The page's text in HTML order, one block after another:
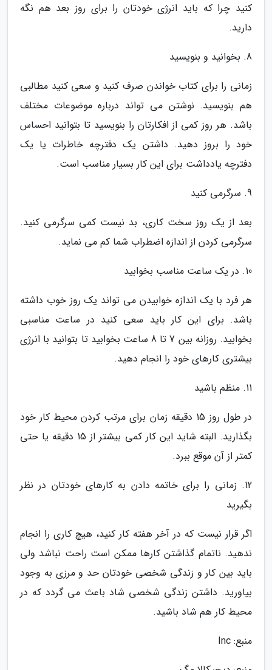
کنید چرا که باید انرژی خودتان را برای روز بعد هم نگه
دارید.
8. بخوانید و بنویسید
زمانی را برای کتاب خواندن صرف کنید و سعی کنید مطالبی
هم بنویسید. نوشتن می تواند درباره موضوعات مختلف
باشد. هر روز کمی از افکارتان را بنویسید تا بتوانید احساس
خود را بروز دهید. داشتن یک دفترچه خاطرات یا یک
دفترچه یادداشت برای این کار بسیار مناسب است.
9. سرگرمی کنید
بعد از یک روز سخت کاری، بد نیست کمی سرگرمی کنید.
سرگرمی کردن از اندازه اضطراب شما کم می نماید.
10. در یک ساعت مناسب بخوابید
هر فرد با یک اندازه خوابیدن می تواند یک روز خوب داشته
باشد. برای این کار باید سعی کنید در ساعت مناسبی
بخوابید. روزانه بین 7 تا 8 ساعت بخوابید تا بتوانید با انرژی
بیشتری کارهای خود را انجام دهید.
11. منظم باشید
در طول روز 15 دقیقه زمان برای مرتب کردن محیط کار خود
بگذارید. البته شاید این کار کمی بیشتر از 15 دقیقه یا حتی
کمتر از آن موقع ببرد.
12. زمانی را برای خاتمه دادن به کارهای خودتان در نظر
بگیرید
اگر قرار نیست که در آخر هفته کار کنید، هیچ کاری را انجام
ندهید. ناتمام گذاشتن کارها ممکن است راحت نباشد ولی
باید بین کار و زندگی شخصی خودتان حد و مرزی به وجود
بیاورید. داشتن زندگی شخصی شاد باعث می گردد که در
محیط کار هم شاد باشید.
منبع: Inc